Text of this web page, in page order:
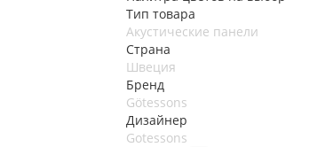
Тип товара
Акустические панели
Страна
Швеция
Бренд
Götessons
Дизайнер
Gotessons